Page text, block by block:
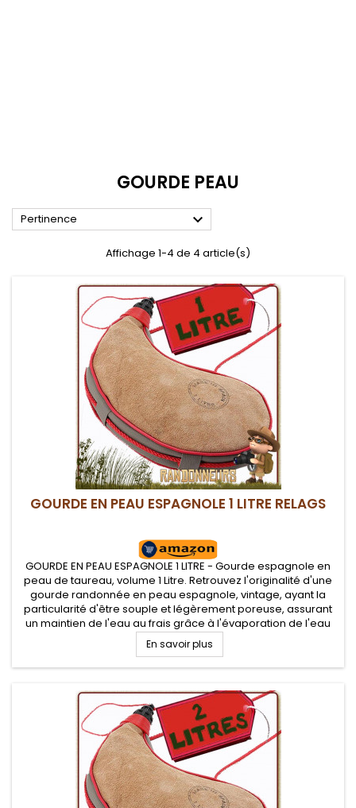
GOURDE PEAU
Pertinence 
Affichage 1-4 de 4 article(s)
GOURDE EN PEAU ESPAGNOLE 1 LITRE RELAGS
GOURDE EN PEAU ESPAGNOLE 1 LITRE - Gourde espagnole en
peau de taureau, volume 1 Litre. Retrouvez l'originalité d'une
gourde randonnée en peau espagnole, vintage, ayant la
particularité d'être souple et légèrement poreuse, assurant
un maintien de l'eau au frais grâce à l'évaporation de l'eau
de surface
En savoir plus